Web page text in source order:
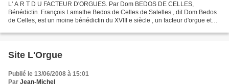
L' A R T D U FACTEUR D'ORGUES. Par Dom BEDOS DE CELLES,
Bénédictin. François Lamathe Bedos de Celles de Salelles , dit Dom Bedos
de Celles, est un moine bénédictin du XVIII e siècle , un facteur d'orgue et
Site L'Orgue
Publié le 13/06/2008 à 15:01
Par Jean-Michel